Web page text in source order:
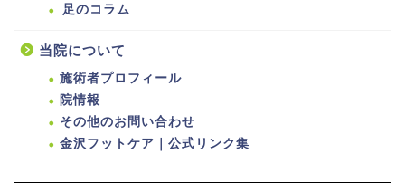
足のコラム
当院について
施術者プロフィール
院情報
その他のお問い合わせ
金沢フットケア｜公式リンク集